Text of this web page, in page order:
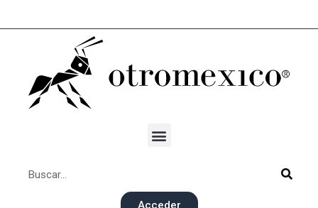
Acceder